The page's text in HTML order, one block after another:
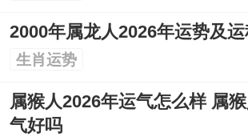
2000年属龙人2026年运势及
生肖运势
属猴人2026年运气怎么样 属
气好吗